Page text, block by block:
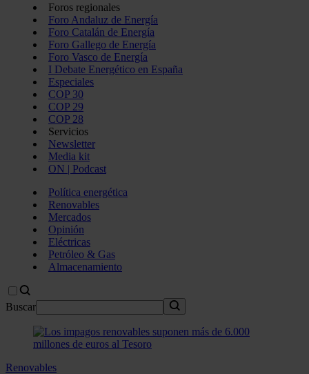
Foros regionales
Foro Andaluz de Energía
Foro Catalán de Energía
Foro Gallego de Energía
Foro Vasco de Energía
I Debate Energético en España
Especiales
COP 30
COP 29
COP 28
Servicios
Newsletter
Media kit
ON | Podcast
Política energética
Renovables
Mercados
Opinión
Eléctricas
Petróleo & Gas
Almacenamiento
Buscar
Renovables